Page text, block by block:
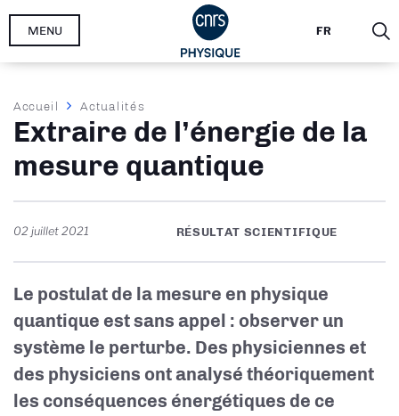
Aller
FR
MENU
Fil
d'Ariane
Accueil Actualités
Extraire de l’énergie de la
mesure quantique
02 juillet 2021 RÉSULTAT SCIENTIFIQUE
Le postulat de la mesure en physique
quantique est sans appel : observer un
système le perturbe. Des physiciennes et
des physiciens ont analysé théoriquement
les conséquences énergétiques de ce